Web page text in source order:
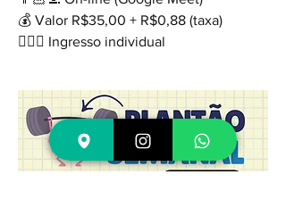
💰 Valor R$35,00 + R$0,88 (taxa)
🙋🏽‍♂️ Ingresso individual